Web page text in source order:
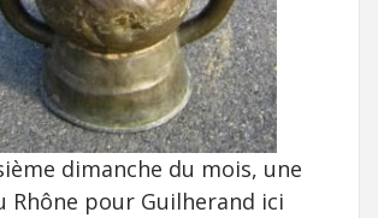
dimanche du mois, une
Rhône pour Guilherand ici